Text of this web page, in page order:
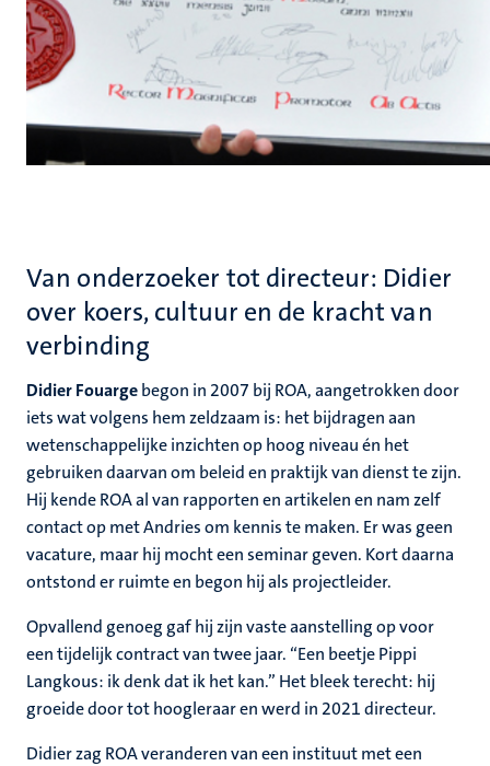
Van onderzoeker tot directeur: Didier
over koers, cultuur en de kracht van
verbinding
Didier Fouargebegon in 2007 bij ROA, aangetrokken door
iets wat volgens hem zeldzaam is: het bijdragen aan
wetenschappelijke inzichten op hoog niveau én het
gebruiken daarvan om beleid en praktijk van dienst te zijn.
Hij kende ROA al van rapporten en artikelen en nam zelf
contact op met Andries om kennis te maken. Er was geen
vacature, maar hij mocht een seminar geven. Kort daarna
ontstond er ruimte en begon hij als projectleider.
Opvallend genoeg gaf hij zijn vaste aanstelling op voor
een tijdelijk contract van twee jaar. “Een beetje Pippi
Langkous: ik denk dat ik het kan.” Het bleek terecht: hij
groeide door tot hoogleraar en werd in 2021 directeur.
Didier zag ROA veranderen van een instituut met een